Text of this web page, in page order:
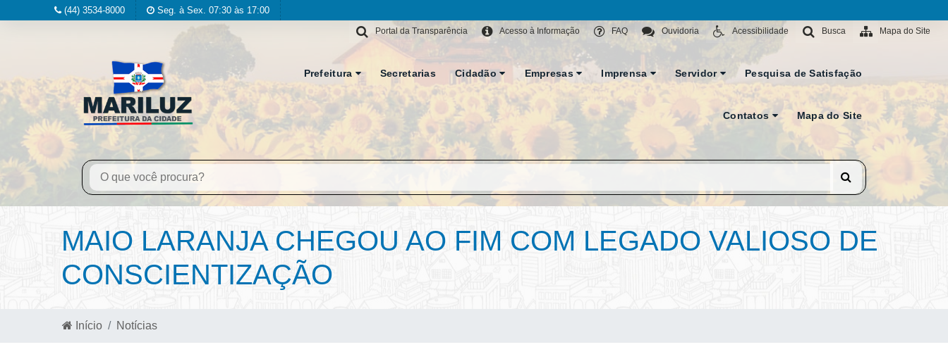
(44) 3534-8000 Seg. à Sex. 07:30 às 17:00
Mapa do Site
Busca
Acessibilidade
Ouvidoria
FAQ
Acesso à Informação
Portal da Transparência
Prefeitura Secretarias Cidadão Empresas Imprensa Servidor Pesquisa de Satisfação
Contatos Mapa do Site
MAIO LARANJA CHEGOU AO FIM COM LEGADO VALIOSO DE
CONSCIENTIZAÇÃO
Início Notícias